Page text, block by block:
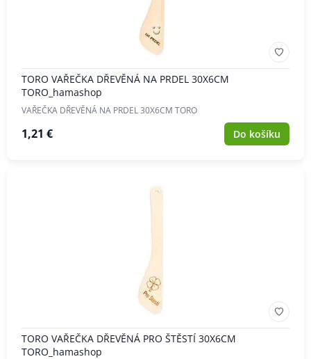
TORO VAŘEČKA DŘEVĚNÁ NA PRDEL 30X6CM
TORO_hamashop
VAŘEČKA DŘEVĚNÁ NA PRDEL 30X6CM TORO
1,21 € Do košíku
TORO VAŘEČKA DŘEVĚNÁ PRO ŠTĚSTÍ 30X6CM
TORO_hamashop